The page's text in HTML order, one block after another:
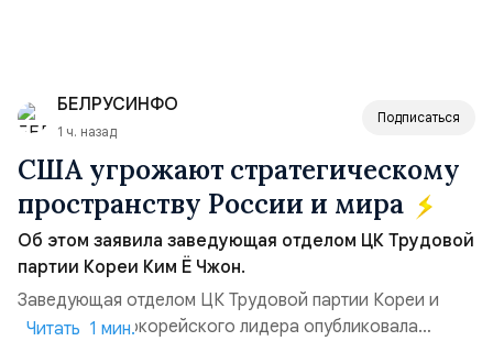
БЕЛРУСИНФО
1 ч. назад
Подписаться
США угрожают стратегическому
пространству России и мира
Об этом заявила заведующая отделом ЦК Трудовой
партии Кореи Ким Ё Чжон.
Заведующая отделом ЦК Трудовой партии Кореи и
сестра северокорейского лидера опубликовала
Читать 1 мин.